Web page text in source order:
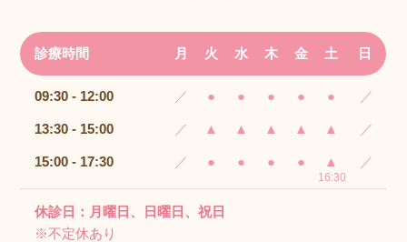
診療時間 月 火 水 木 金 土 日
09:30 - 12:00 ／ ● ● ● ● ● ／
13:30 - 15:00 ／ ▲ ▲ ▲ ▲ ▲ ／
15:00 - 17:30 ／ ● ● ● ● ▲
16:30
／
休診日：月曜日、日曜日、祝日
※不定休あり